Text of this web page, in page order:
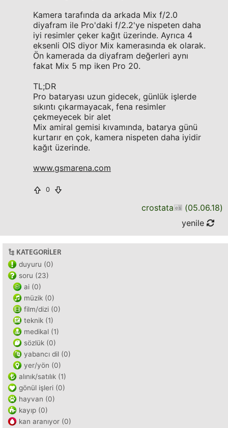
Kamera tarafında da arkada Mix f/2.0
diyafram ile Pro'daki f/2.2'ye nispeten daha
iyi resimler çeker kağıt üzerinde. Ayrıca 4
eksenli OIS diyor Mix kamerasında ek olarak.
Ön kamerada da diyafram değerleri aynı
fakat Mix 5 mp iken Pro 20.
TL;DR
Pro bataryası uzun gidecek, günlük işlerde
sıkıntı çıkarmayacak, fena resimler
çekmeyecek bir alet
Mix amiral gemisi kıvamında, batarya günü
kurtarır en çok, kamera nispeten daha iyidir
kağıt üzerinde.
www.gsmarena.com
0
crostata (05.06.18)
yenile
KATEGORILER
duyuru (0)
soru (23)
ai (0)
müzik (0)
film/dizi (0)
teknik (1)
medikal (1)
sözlük (0)
yabancı dil (0)
yer/yön (0)
alınık/satılık (1)
gönül işleri (0)
hayvan (0)
kayıp (0)
kan aranıyor (0)